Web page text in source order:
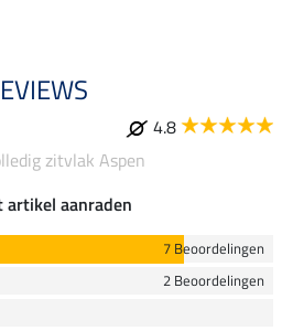
4.8
zitvlak Aspen
aanraden
7 Beoordelingen
2 Beoordelingen